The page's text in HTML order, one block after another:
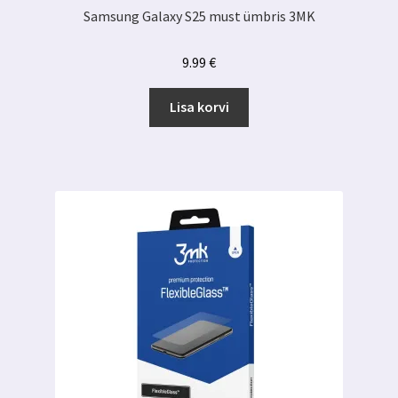
Samsung Galaxy S25 must ümbris 3MK
9.99 €
Lisa korvi